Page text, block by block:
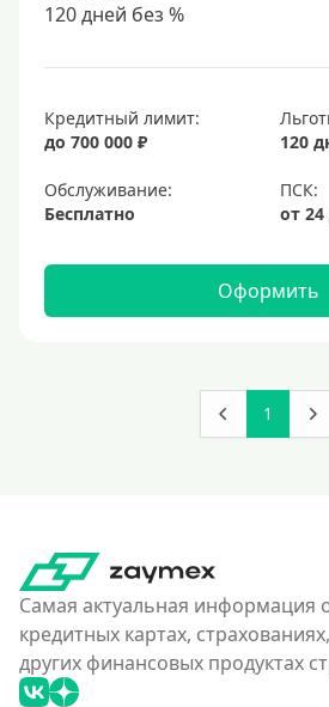
120 дней без %
Кредитный лимит:
до 700 000 ₽
120
Обслуживание:
Бесплатно
Оформить
1
Самая актуальная информация
кредитных картах,
других финансовых продуктах